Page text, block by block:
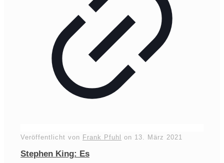
Veröffentlicht von Frank Pfuhl on 13. März 2021
Stephen King: Es